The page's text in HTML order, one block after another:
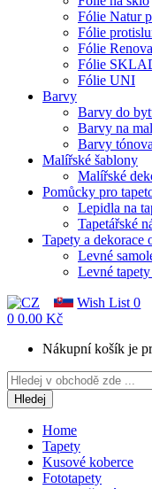
Fólie Natur
Fólie
Fólie
Fólie
Fólie UNI
Barvy
Barvy do
Barvy na
Barvy
Malířské šablony
Malířské
Pomůcky pro
Lepidla na
Tapetářské
Tapety a dekorace
Levné
Levné
Wish List 0
0 0.00 Kč
Nákupní košík je
Hledej
Home
Tapety
Kusové koberce
Fototapety